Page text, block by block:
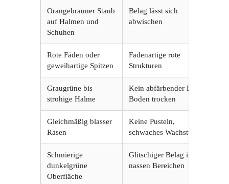
Orangebrauner Staub
auf Halmen und
Schuhen
Belag lässt sich
abwischen
Rote Fäden oder
geweihartige Spitzen
Fadenartige rote
Strukturen
Graugrüne bis
strohige Halme
Kein abfärbender Belag,
Boden trocken
Gleichmäßig blasser
Rasen
Keine Pusteln,
schwaches Wachstum
Schmierige
dunkelgrüne
Oberfläche
Glitschiger Belag in
nassen Bereichen